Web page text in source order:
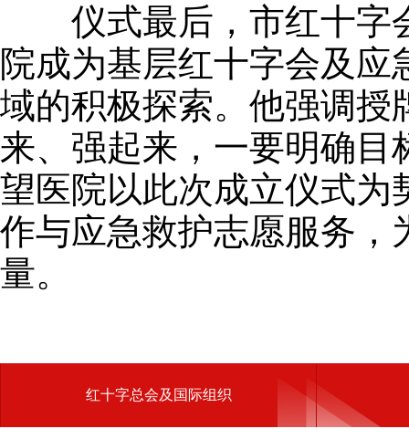
仪式最后，市红十字会
院成为基层红十字会及
域的积极探索。他强调授
来、强起来，一要明确
望医院以此次成立仪式为
作与应急救护志愿服务，
量。
红十字总会及国际组织